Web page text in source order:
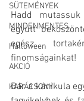
SÜTEMÉNYEK
MINDENMENTES
Halloween
AKCIÓ
KARÁCSONY
Hadd
együtt
egész
finomságainkat!
Bár a kánikula